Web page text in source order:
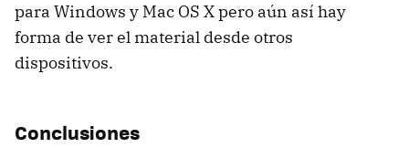
para Windows y Mac OS X pero aún así hay
forma de ver el material desde otros
dispositivos.
Conclusiones